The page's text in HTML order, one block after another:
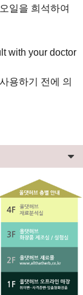
일을 희석하여
with your doctor
용하기 전에 의